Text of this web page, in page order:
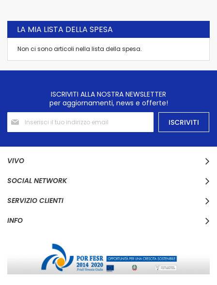
LA MIA LISTA DELLA SPESA
Non ci sono articoli nella lista della spesa.
ISCRIVITI ALLA NOSTRA NEWSLETTER
per aggiornamenti, news e offerte!
Iscriviti
alla
nostra
ISCRIVITI
VIVO
SOCIAL NETWORK
SERVIZIO CLIENTI
INFO